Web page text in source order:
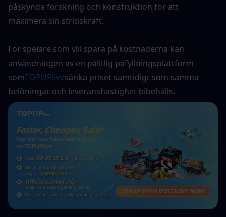
påskynda forskning och konstruktion för att
maximera sin stridskraft.
För spelare som vill spara på kostnaderna kan
användningen av en pålitlig påfyllningsplattform
somTOPUPlivesänka priset samtidigt som samma
belöningar och leveranshastighet bibehålls.